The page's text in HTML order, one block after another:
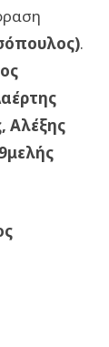
.
Αλέξης